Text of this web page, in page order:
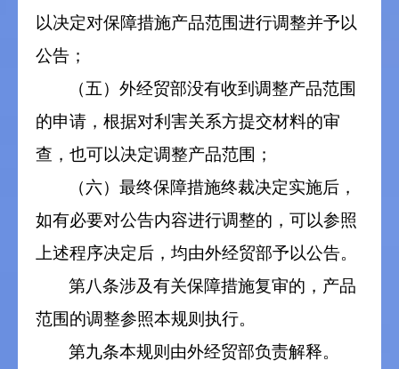
以决定对保障措施产品范围进行调整并予以
公告；
（五）外经贸部没有收到调整产品范围
的申请，根据对利害关系方提交材料的审
查，也可以决定调整产品范围；
（六）最终保障措施终裁决定实施后，
如有必要对公告内容进行调整的，可以参照
上述程序决定后，均由外经贸部予以公告。
第八条涉及有关保障措施复审的，产品
范围的调整参照本规则执行。
第九条本规则由外经贸部负责解释。